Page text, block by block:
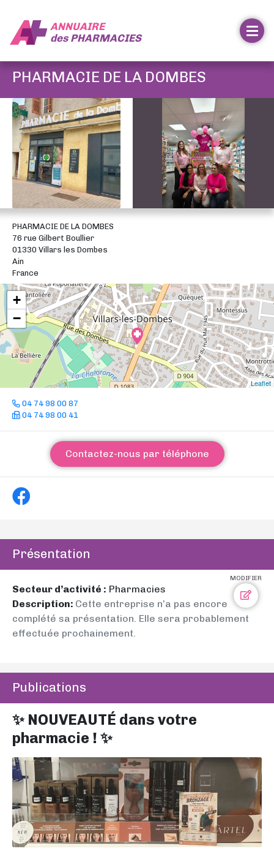
ANNUAIRE
desPHARMACIES
PHARMACIE DE LA DOMBES
PHARMACIE DE LA DOMBES
76 rue Gilbert Boullier
01330 Villars les Dombes
Ain
France
+
−
Leaflet
04 74 98 00 87
04 74 98 00 41
Contactez-nous par téléphone
Présentation
MODIFIER
Secteur d’activité : Pharmacies
Description: Cette entreprise n’a pas encore
complété sa présentation. Elle sera probablement
effectuée prochainement.
Publications
✨ NOUVEAUTÉ dans votre
pharmacie ! ✨